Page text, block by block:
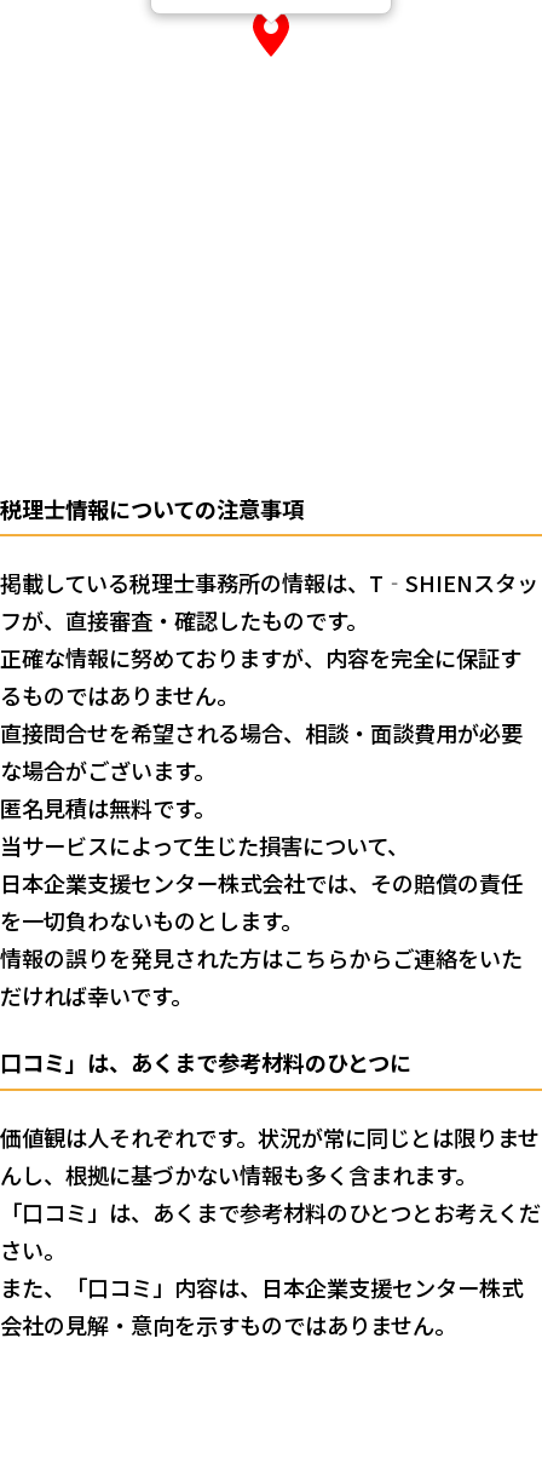
税理士情報についての注意事項
掲載している税理士事務所の情報は、T‐SHIENスタッ
フが、直接審査・確認したものです。
正確な情報に努めておりますが、内容を完全に保証す
るものではありません。
直接問合せを希望される場合、相談・面談費用が必要
な場合がございます。
匿名見積は無料です。
当サービスによって生じた損害について、
日本企業支援センター株式会社では、その賠償の責任
を一切負わないものとします。
情報の誤りを発見された方はこちらからご連絡をいた
だければ幸いです。
口コミ」は、あくまで参考材料のひとつに
価値観は人それぞれです。状況が常に同じとは限りませ
んし、根拠に基づかない情報も多く含まれます。
「口コミ」は、あくまで参考材料のひとつとお考えくだ
さい。
また、「口コミ」内容は、日本企業支援センター株式
会社の見解・意向を示すものではありません。